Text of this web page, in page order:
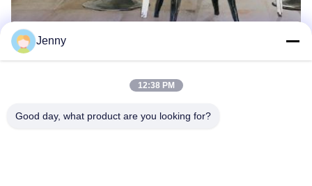
Jenny
12:38 PM
Good day, what product are you looking for?